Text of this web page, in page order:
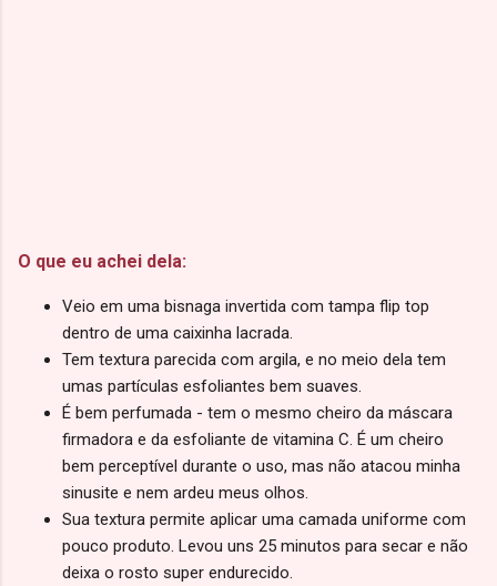
O que eu achei dela:
Veio em uma bisnaga invertida com tampa flip top
dentro de uma caixinha lacrada.
Tem textura parecida com argila, e no meio dela tem
umas partículas esfoliantes bem suaves.
É bem perfumada - tem o mesmo cheiro da máscara
firmadora e da esfoliante de vitamina C. É um cheiro
bem perceptível durante o uso, mas não atacou minha
sinusite e nem ardeu meus olhos.
Sua textura permite aplicar uma camada uniforme com
pouco produto. Levou uns 25 minutos para secar e não
deixa o rosto super endurecido.